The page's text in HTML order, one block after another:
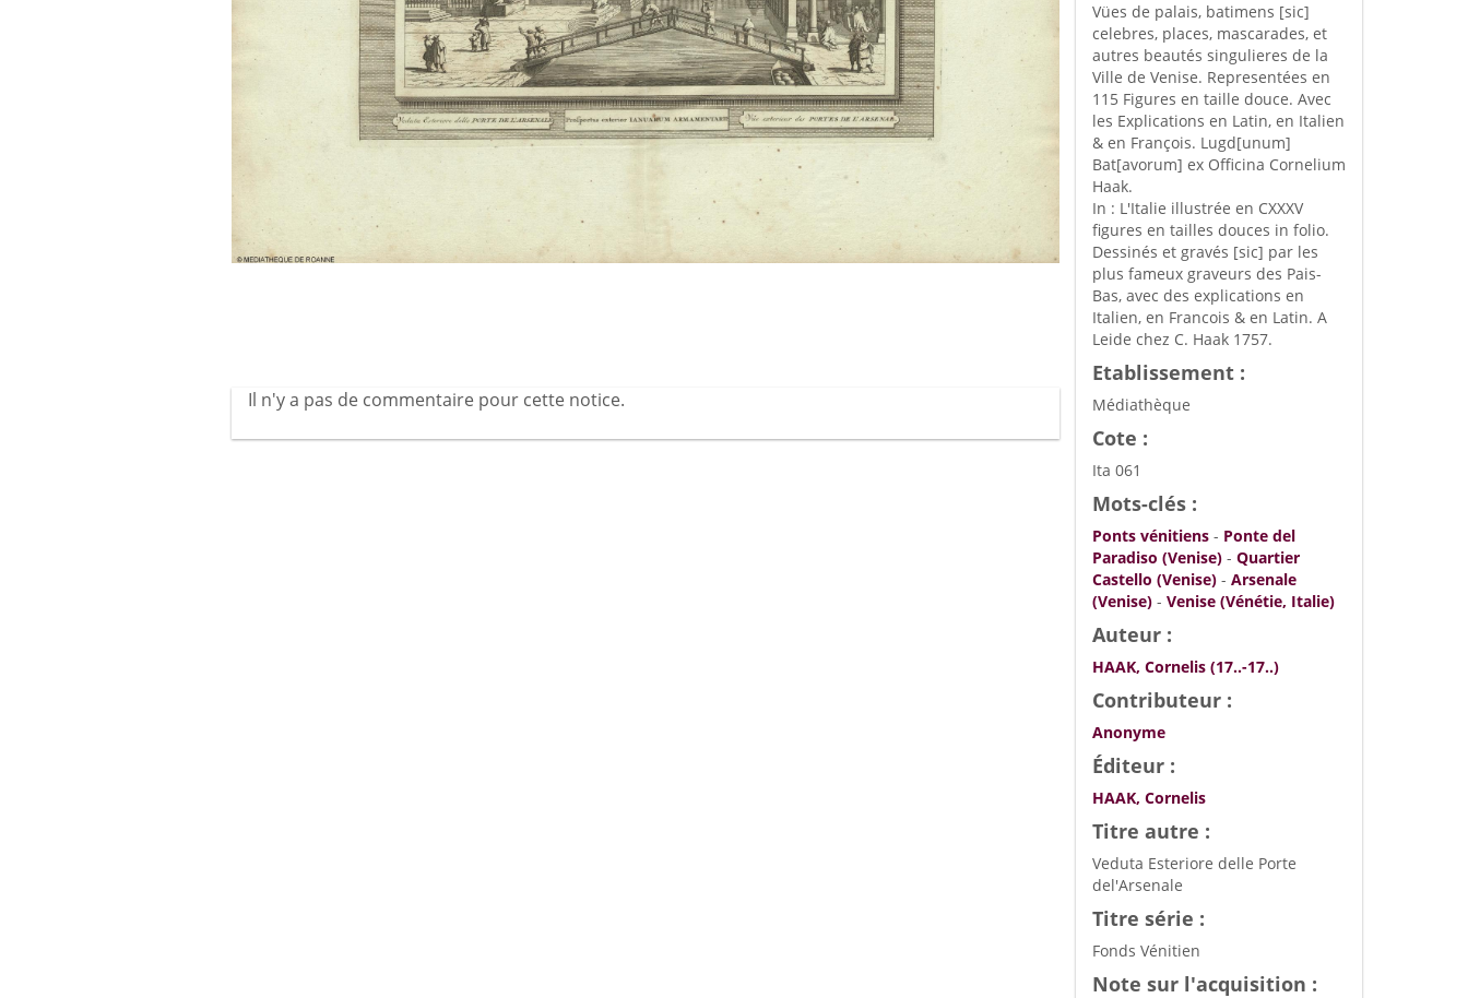
Il n'y a pas de commentaire pour cette notice.
Vües de palais, batimens [sic]
celebres, places, mascarades, et
autres beautés singulieres de la
Ville de Venise. Representées en
115 Figures en taille douce. Avec
les Explications en Latin, en Italien
& en François. Lugd[unum]
Bat[avorum] ex Officina Cornelium
Haak.
In : L'Italie illustrée en CXXXV
figures en tailles douces in folio.
Dessinés et gravés [sic] par les
plus fameux graveurs des Pais-
Bas, avec des explications en
Italien, en Francois & en Latin. A
Leide chez C. Haak 1757.
Etablissement :
Médiathèque
Cote :
Ita 061
Mots-clés :
Ponts vénitiens- Ponte del
Paradiso (Venise)- Quartier
Castello (Venise)- Arsenale
(Venise)- Venise (Vénétie, Italie)
Auteur :
HAAK, Cornelis (17..-17..)
Contributeur :
Anonyme
Éditeur :
HAAK, Cornelis
Titre autre :
Veduta Esteriore delle Porte
del'Arsenale
Titre série :
Fonds Vénitien
Note sur l'acquisition :